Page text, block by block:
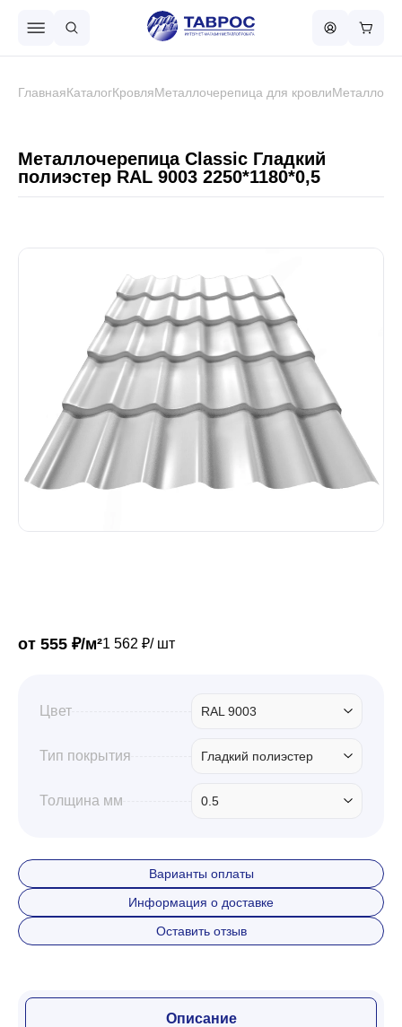
Металлочерепица
Чёрный металлопрокат
Сваи винтовые
Забор
Профили для гипсокартона
Другие товары
ГлавнаяКаталогКровляМеталлочерепица для кровли
Металлочерепица Classic Гладкий
полиэстер RAL 9003 2250*1180*0,5
от 555 ₽/м²1 562 ₽/ шт
Цвет RAL 9003
Тип покрытия Гладкий полиэстер
Толщина мм 0.5
Варианты оплаты
Информация о доставке
Оставить отзыв
Описание